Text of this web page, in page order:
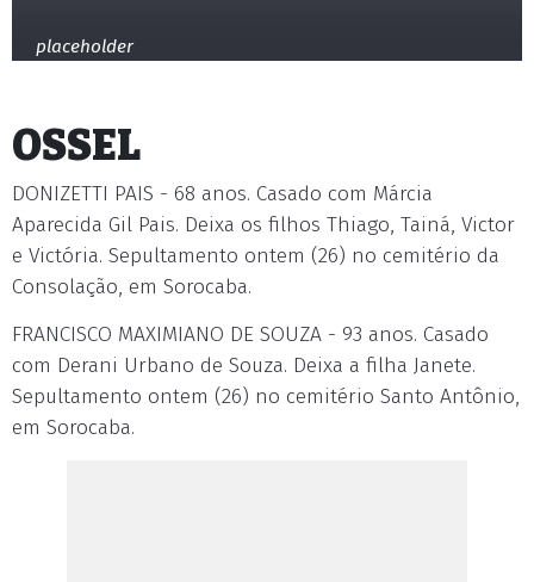
placeholder
OSSEL
DONIZETTI PAIS - 68 anos. Casado com Márcia
Aparecida Gil Pais. Deixa os filhos Thiago, Tainá, Victor
e Victória. Sepultamento ontem (26) no cemitério da
Consolação, em Sorocaba.
FRANCISCO MAXIMIANO DE SOUZA - 93 anos. Casado
com Derani Urbano de Souza. Deixa a filha Janete.
Sepultamento ontem (26) no cemitério Santo Antônio,
em Sorocaba.